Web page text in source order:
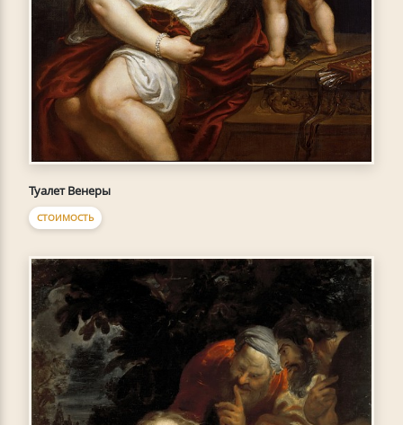
Туалет Венеры
СТОИМОСТЬ